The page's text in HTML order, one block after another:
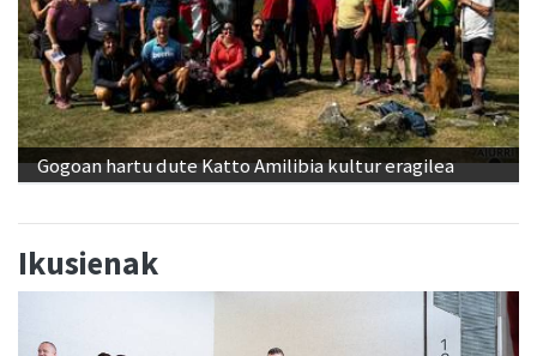
Gogoan hartu dute Katto Amilibia kultur eragilea
Ikusienak